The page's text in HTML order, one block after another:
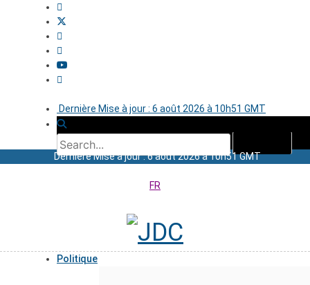
Dernière Mise à jour : 6 août 2026 à 10h51 GMT
Dernière Mise à jour : 6 août 2026 à 10h51 GMT
FR
Politique